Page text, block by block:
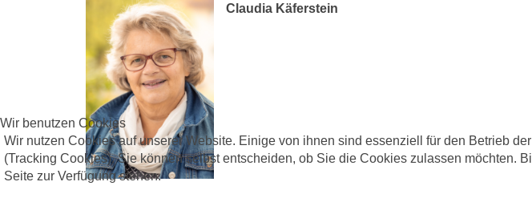
Claudia Käferstein
Wir benutzen Cookies
Wir nutzen Cookies auf unserer Website. Einige von ihnen sind essenziell für den Betrieb
(Tracking Cookies). Sie können selbst entscheiden, ob Sie die Cookies zulassen möchten.
Seite zur Verfügung stehen.